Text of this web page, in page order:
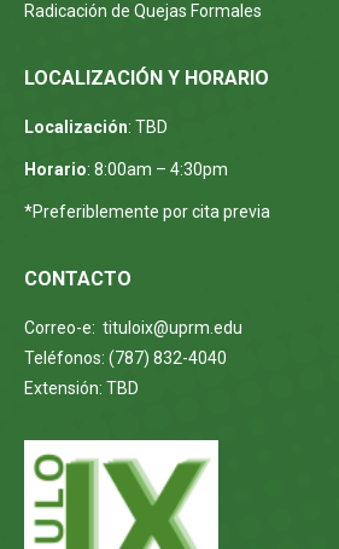
Radicación de Quejas Formales
LOCALIZACIÓN Y HORARIO
Localización: TBD
Horario: 8:00am – 4:30pm
*Preferiblemente por cita previa
CONTACTO
Correo-e: tituloix@uprm.edu
Teléfonos: (787) 832-4040
Extensión: TBD